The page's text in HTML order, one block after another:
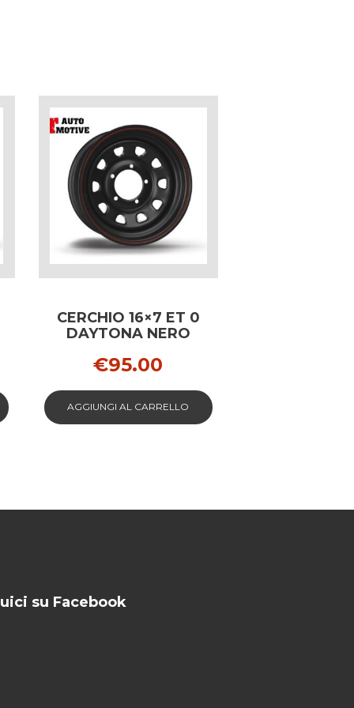
CERCHIO 16×7 ET 0
DAYTONA NERO
€95.00
AGGIUNGI AL CARRELLO
su Facebook